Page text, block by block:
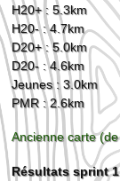
H20+ : 5.3km
H20- : 4.7km
D20+ : 5.0km
D20- : 4.6km
Jeunes : 3.0km
PMR : 2.6km
Ancienne carte
Résultats sprint